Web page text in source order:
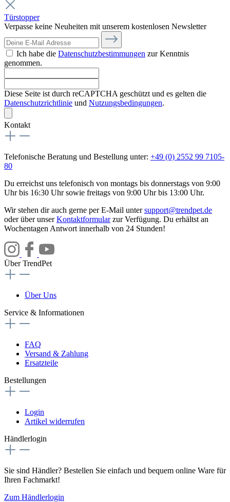
Türstopper
Verpasse keine Neuheiten mit unserem kostenlosen Newsletter
Ich habe die Datenschutzbestimmungen zur Kenntnis
genommen.
Diese Seite ist durch reCAPTCHA geschützt und es gelten die
Datenschutzrichtlinie und Nutzungsbedingungen.
Kontakt
Telefonische Beratung und Bestellung unter: +49 (0) 2552 99 7105-
80
Du erreichst uns telefonisch von montags bis donnerstags von 9:00
Uhr bis 16:30 Uhr sowie freitags von 9:00 Uhr bis 13:00 Uhr.
Wir stehen dir auch gerne per E-Mail untersupport@trendpet.de
oder über unserKontaktformularzur Verfügung. Du erhältst an
Wochentagen Antwort innerhalb von 24 Stunden!
Über TrendPet
Über Uns
Service & Informationen
FAQ
Versand & Zahlung
Ersatzteile
Bestellungen
Login
Artikel widerrufen
Händlerlogin
Sie sind Händler? Bestellen Sie einfach und bequem online Ware für
Ihren Fachmarkt!
Zum Händlerlogin